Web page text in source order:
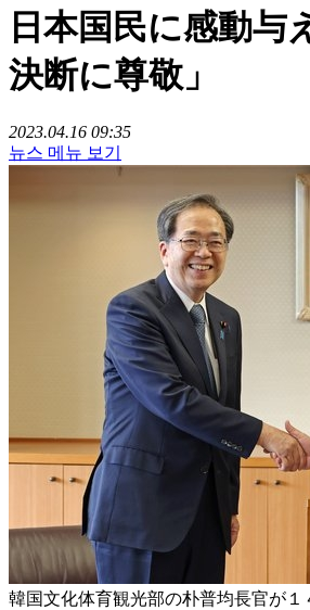
日本国民に感動
決断に尊敬」
2023.04.16 09:35
뉴스 메뉴 보기
韓国文化体育観光部の朴普均長官が